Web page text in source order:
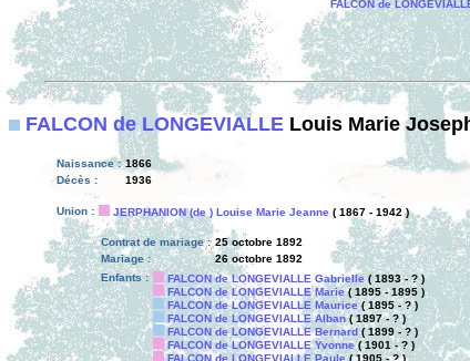
FALCON de
FALCON de LONGEVIALLE Louis Marie
Naissance : 1866
Décès :
1936
Union : JERPHANION (de ) Louise Marie Jeanne ( 1867 - 1942 )
Contrat de mariage : 25 octobre 1892
Mariage :
26 octobre 1892
Enfants :
FALCON de LONGEVIALLE Gabrielle( 1893 - ? )
FALCON de LONGEVIALLE Marie( 1895 - 1895 )
FALCON de LONGEVIALLE Maurice( 1895 - ? )
FALCON de LONGEVIALLE Alban( 1897 - ? )
FALCON de LONGEVIALLE Bernard ( 1899 - ? )
FALCON de LONGEVIALLE Yvonne( 1901 - ? )
FALCON de LONGEVIALLE Paule( 1905 - ? )